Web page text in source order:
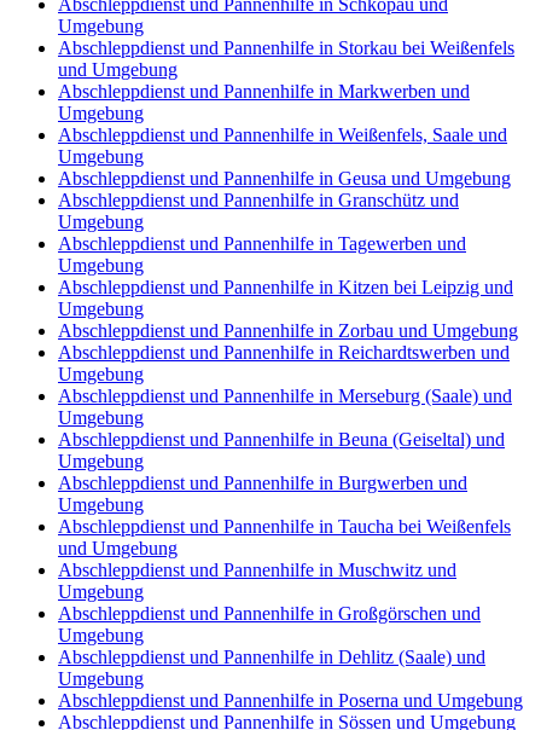
Umgebung
Abschleppdienst und Pannenhilfe in Storkau bei Weißenfels
und Umgebung
Abschleppdienst und Pannenhilfe in Markwerben und
Umgebung
Abschleppdienst und Pannenhilfe in Weißenfels, Saale und
Umgebung
Abschleppdienst und Pannenhilfe in Geusa und Umgebung
Abschleppdienst und Pannenhilfe in Granschütz und
Umgebung
Abschleppdienst und Pannenhilfe in Tagewerben und
Umgebung
Abschleppdienst und Pannenhilfe in Kitzen bei Leipzig und
Umgebung
Abschleppdienst und Pannenhilfe in Zorbau und Umgebung
Abschleppdienst und Pannenhilfe in Reichardtswerben und
Umgebung
Abschleppdienst und Pannenhilfe in Merseburg (Saale) und
Umgebung
Abschleppdienst und Pannenhilfe in Beuna (Geiseltal) und
Umgebung
Abschleppdienst und Pannenhilfe in Burgwerben und
Umgebung
Abschleppdienst und Pannenhilfe in Taucha bei Weißenfels
und Umgebung
Abschleppdienst und Pannenhilfe in Muschwitz und
Umgebung
Abschleppdienst und Pannenhilfe in Großgörschen und
Umgebung
Abschleppdienst und Pannenhilfe in Dehlitz (Saale) und
Umgebung
Abschleppdienst und Pannenhilfe in Poserna und Umgebung
Abschleppdienst und Pannenhilfe in Sössen und Umgebung